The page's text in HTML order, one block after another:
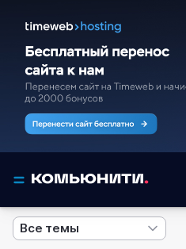
Все темы